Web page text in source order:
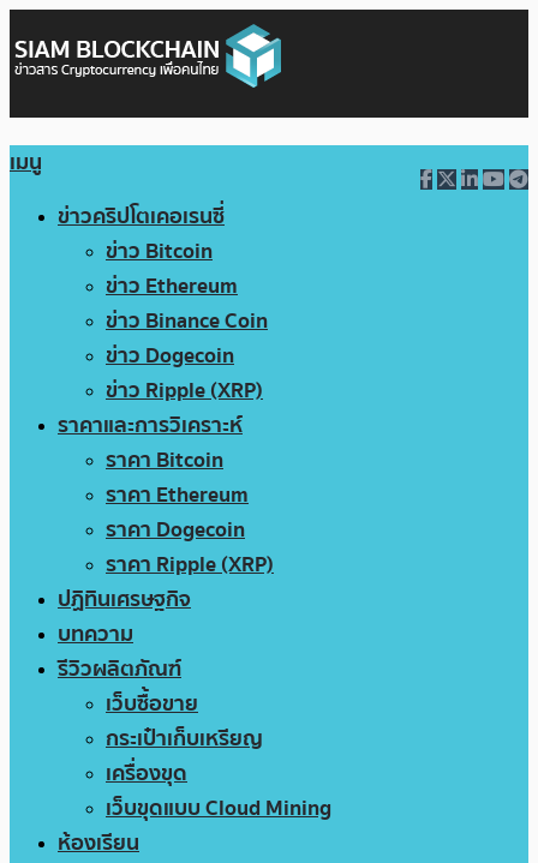
เมนู
ข่าวคริปโตเคอเรนซี่
ข่าว Bitcoin
ข่าว Ethereum
ข่าว Binance Coin
ข่าว Dogecoin
ข่าว Ripple (XRP)
ราคาและการวิเคราะห์
ราคา Bitcoin
ราคา Ethereum
ราคา Dogecoin
ราคา Ripple (XRP)
ปฏิทินเศรษฐกิจ
บทความ
รีวิวผลิตภัณฑ์
เว็บซื้อขาย
กระเป๋าเก็บเหรียญ
เครื่องขุด
เว็บขุดแบบ Cloud Mining
ห้องเรียน